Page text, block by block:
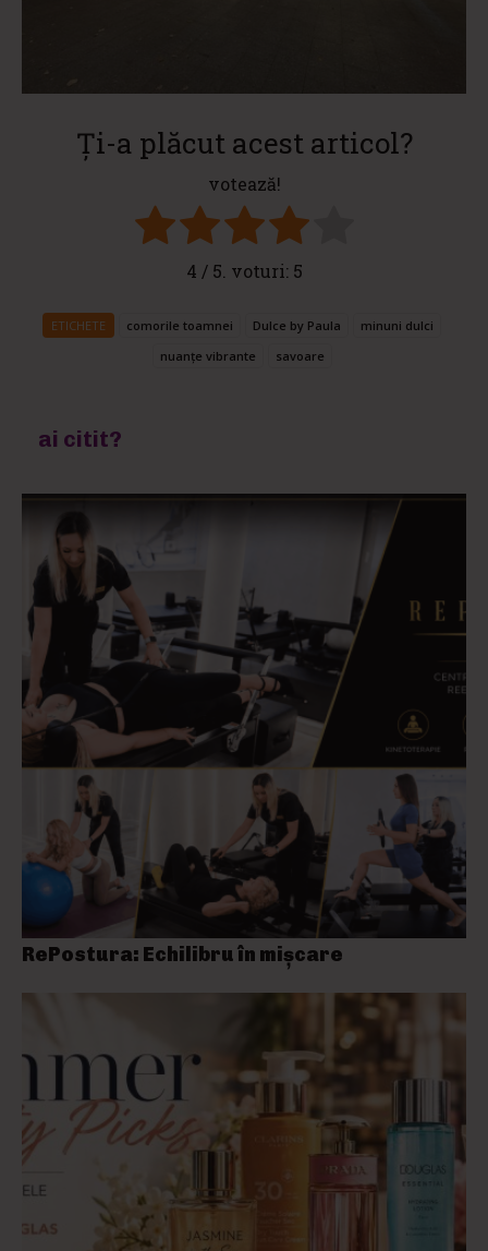
Ți-a plăcut acest articol?
votează!
4 / 5. voturi: 5
ETICHETE comorile toamnei Dulce by Paula
minuni dulci
nuanțe vibrante
savoare
ai citit?
RePostura: Echilibru în mișcare